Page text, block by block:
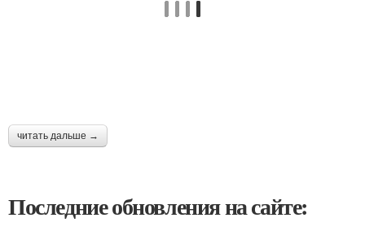
читать дальше →
Последние обновления на сайте: